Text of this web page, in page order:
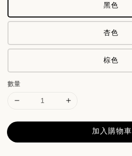
黑色
杏色
棕色
數量
加入購物車